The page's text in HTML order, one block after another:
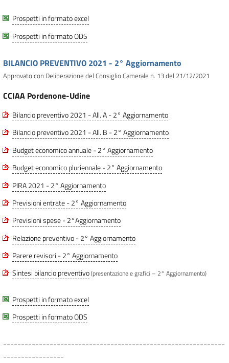
Prospetti in formato excel
Prospetti in formato ODS
BILANCIO PREVENTIVO 2021 - 2° Aggiornamento
Approvato con Deliberazione del Consiglio Camerale n. 13 del 21/12/2021
CCIAA Pordenone-Udine
Bilancio preventivo 2021 - All. A - 2° Aggiornamento
Bilancio preventivo 2021 - All. B - 2° Aggiornamento
Budget economico annuale - 2° Aggiornamento
Budget economico pluriennale - 2° Aggiornamento
PIRA 2021 - 2° Aggiornamento
Previsioni entrate - 2° Aggiornamento
Previsioni spese - 2°Aggiornamento
Relazione preventivo - 2° Aggiornamento
Parere revisori - 2° Aggiornamento
Sintesi bilancio preventivo(presentazione e grafici – 2° Aggiornamento)
Prospetti in formato excel
Prospetti in formato ODS
--------------------------------------------------------------
-----------------